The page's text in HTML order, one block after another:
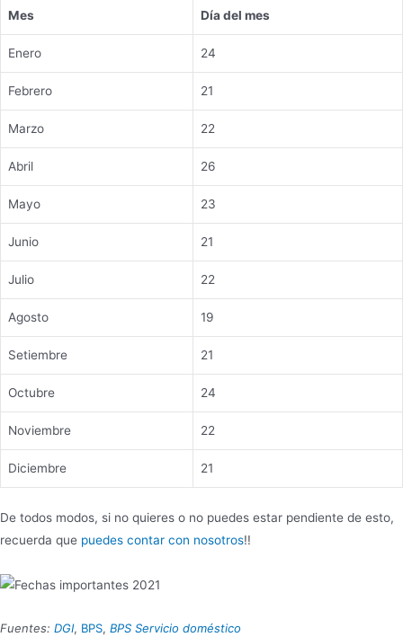
Mes Día del mes
Enero 24
Febrero 21
Marzo 22
Abril 26
Mayo 23
Junio 21
Julio 22
Agosto 19
Setiembre 21
Octubre 24
Noviembre 22
Diciembre 21
De todos modos, si no quieres o no puedes estar pendiente de esto,
recuerda que puedes contar con nosotros!!
Fuentes: DGI, BPS, BPS Servicio doméstico